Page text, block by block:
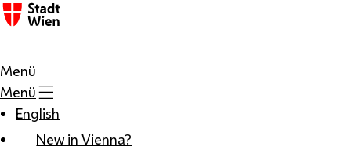
Zum Inhalt
Menü
Menü
English
New in Vienna?